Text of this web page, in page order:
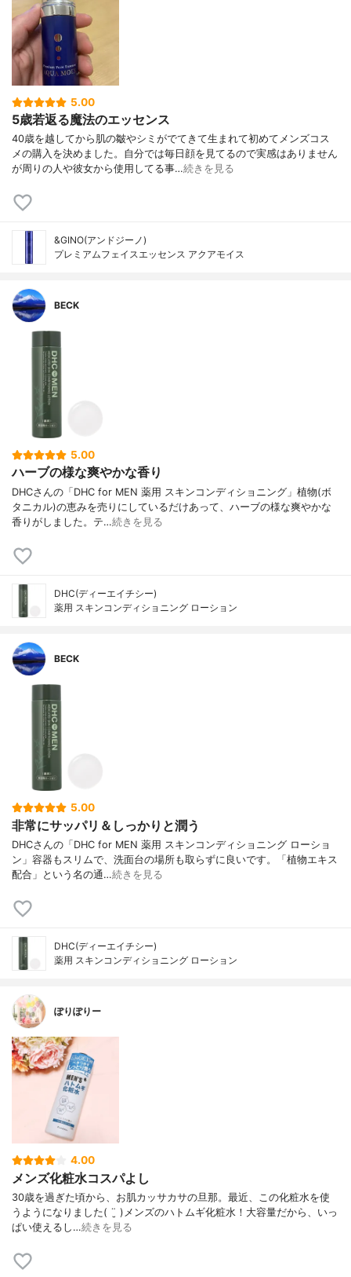
5.00
5歳若返る魔法のエッセンス
40歳を越してから肌の皺やシミがでてきて生まれて初めてメンズコス
メの購入を決めました。自分では毎日顔を見てるので実感はありません
が周りの人や彼女から使用してる事…続きを見る
&GINO(アンドジーノ)
プレミアムフェイスエッセンス アクアモイス
BECK
5.00
ハーブの様な爽やかな香り
DHCさんの「DHC for MEN 薬用 スキンコンディショニング」植物(ボ
タニカル)の恵みを売りにしているだけあって、ハーブの様な爽やかな
香りがしました。テ…続きを見る
DHC(ディーエイチシー)
薬用 スキンコンディショニング ローション
BECK
5.00
非常にサッパリ＆しっかりと潤う
DHCさんの「DHC for MEN 薬用 スキンコンディショニング ローショ
ン」容器もスリムで、洗面台の場所も取らずに良いです。「植物エキス
配合」という名の通…続きを見る
DHC(ディーエイチシー)
薬用 スキンコンディショニング ローション
ぽりぽりー
4.00
メンズ化粧水コスパよし
30歳を過ぎた頃から、お肌カッサカサの旦那。 最近、この化粧水を使
うようになりました( ¨̮ ) メンズのハトムギ化粧水！ 大容量だから、いっ
ぱい使えるし…続きを見る